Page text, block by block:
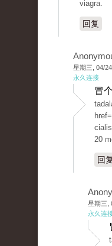
viagra.
回复
星期三, 04/
永久连接
冒
20
回
星期三,
永久连